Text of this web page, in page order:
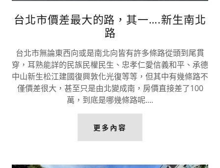
台北市價差最大的路，其一….新生南北
路
台北市無論東西向或是南北向皆有許多條路從頭到尾貫
穿，耳熟能詳的民族民權民生、忠孝仁愛信義和平、承德
中山新生松江建國復興敦化光復等等，但其中有幾條路不
僅價差很大，甚至只是由北變成南，房價直接差了100
萬，到底是哪幾條路呢....
更多內容